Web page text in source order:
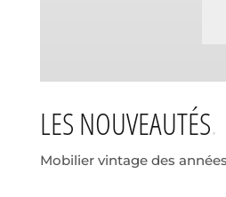
LES NOUVEAUTÉS
Mobilier vintage des